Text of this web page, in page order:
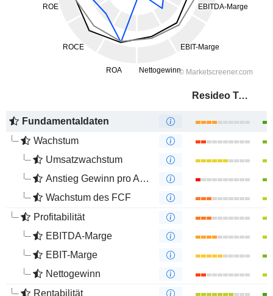
Resideo Technologies, Inc.
Fundamentaldaten
Wachstum
Umsatzwachstum
Anstieg Gewinn pro Aktie
Wachstum des FCF
Profitabilität
EBITDA-Marge
EBIT-Marge
Nettogewinn
Rentabilität